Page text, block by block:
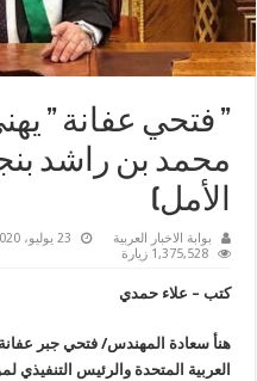
” فتحي عفانة ”
محمد بن راشد
الأمل)
بوابة الاخبار العربية 23 يوليو، 2020
1,375,528 زيارة
كتب – علاء حمدي
هنأ سعادة المهندس/ فتحي جبر عفانة
العربية المتحدة والرئيس